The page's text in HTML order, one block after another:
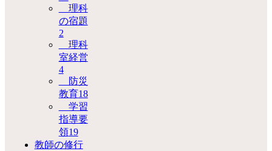
理科
の宿題
2
理科
室経営
4
防災
教育18
学習
指導要
領19
教師の修行